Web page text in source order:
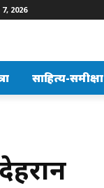
2026
साहित्य-समीक्षा